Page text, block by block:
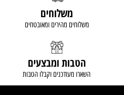
משלוחים
משלוחים מהירים ומאובטחים
הטבות ומבצעים
השארו מעודכנים וקבלו הטבות